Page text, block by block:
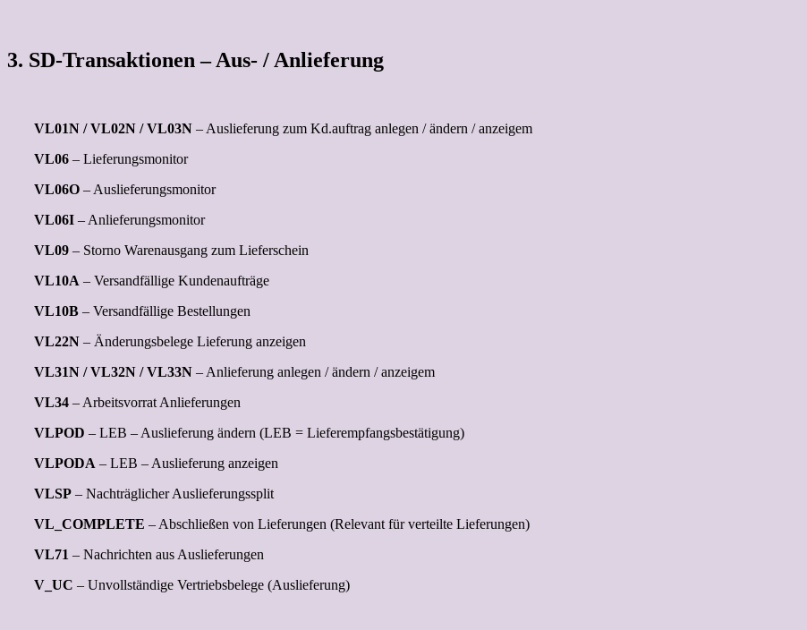
3. SD-Transaktionen – Aus- / Anlieferung
VL01N / VL02N / VL03N – Auslieferung zum Kd.auftrag anlegen / ändern / anzeigem
VL06 – Lieferungsmonitor
VL06O – Auslieferungsmonitor
VL06I – Anlieferungsmonitor
VL09 – Storno Warenausgang zum Lieferschein
VL10A – Versandfällige Kundenaufträge
VL10B – Versandfällige Bestellungen
VL22N – Änderungsbelege Lieferung anzeigen
VL31N / VL32N / VL33N – Anlieferung anlegen / ändern / anzeigem
VL34 – Arbeitsvorrat Anlieferungen
VLPOD – LEB – Auslieferung ändern (LEB = Lieferempfangsbestätigung)
VLPODA – LEB – Auslieferung anzeigen
VLSP – Nachträglicher Auslieferungssplit
VL_COMPLETE – Abschließen von Lieferungen (Relevant für verteilte Lieferungen)
VL71 – Nachrichten aus Auslieferungen
V_UC – Unvollständige Vertriebsbelege (Auslieferung)